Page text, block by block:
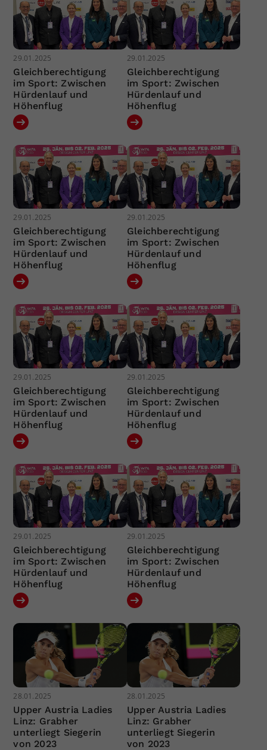
29.01.2025
Gleichberechtigung
im Sport: Zwischen
Hürdenlauf und
Höhenflug
29.01.2025
Gleichberechtigung
im Sport: Zwischen
Hürdenlauf und
Höhenflug
29.01.2025
Gleichberechtigung
im Sport: Zwischen
Hürdenlauf und
Höhenflug
29.01.2025
Gleichberechtigung
im Sport: Zwischen
Hürdenlauf und
Höhenflug
29.01.2025
Gleichberechtigung
im Sport: Zwischen
Hürdenlauf und
Höhenflug
29.01.2025
Gleichberechtigung
im Sport: Zwischen
Hürdenlauf und
Höhenflug
29.01.2025
Gleichberechtigung
im Sport: Zwischen
Hürdenlauf und
Höhenflug
29.01.2025
Gleichberechtigung
im Sport: Zwischen
Hürdenlauf und
Höhenflug
28.01.2025
Upper Austria Ladies
Linz: Grabher
unterliegt Siegerin
von 2023
28.01.2025
Upper Austria Ladies
Linz: Grabher
unterliegt Siegerin
von 2023